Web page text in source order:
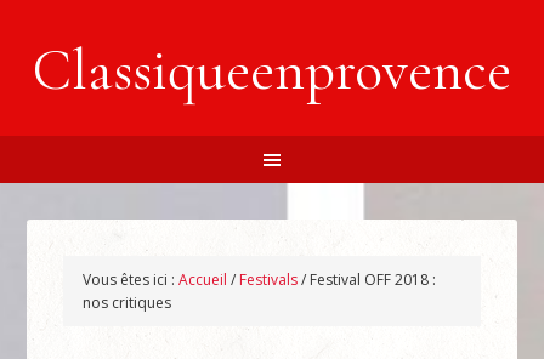
Classiqueenprovence
Vous êtes ici :Accueil / Festivals/ Festival OFF 2018 :
nos critiques